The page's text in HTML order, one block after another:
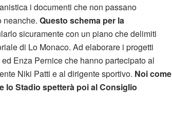
i documenti che non passano
neanche. Questo schema per la
sicuramente con un piano che delimiti
di Lo Monaco. Ad elaborare i progetti
Enza Pernice che hanno partecipato al
Niki Patti e al dirigente sportivo. Noi come
lo Stadio spetterà poi al Consiglio